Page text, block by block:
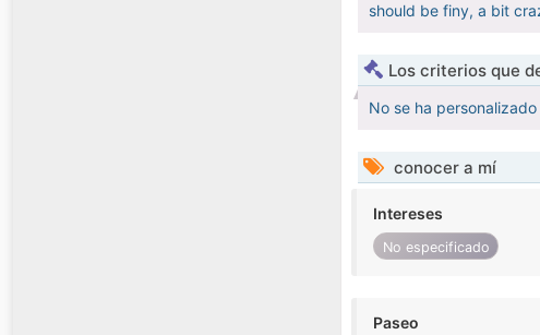
should be finy, a bit
Los criterios que
No se ha
conocer a mí
Intereses
No especificado
Paseo